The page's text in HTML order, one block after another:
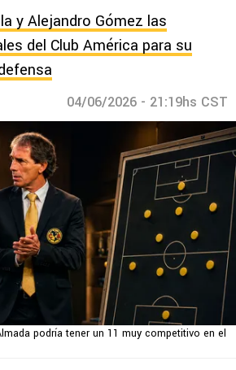
y Alejandro Gómez las
del Club América para su
04/06/2026 - 21:19hs CST
podría tener un 11 muy competitivo en el